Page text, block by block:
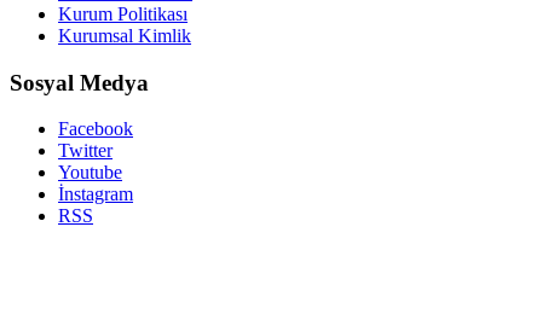
Kurum Politikası
Kurumsal Kimlik
Sosyal Medya
Facebook
Twitter
Youtube
İnstagram
RSS